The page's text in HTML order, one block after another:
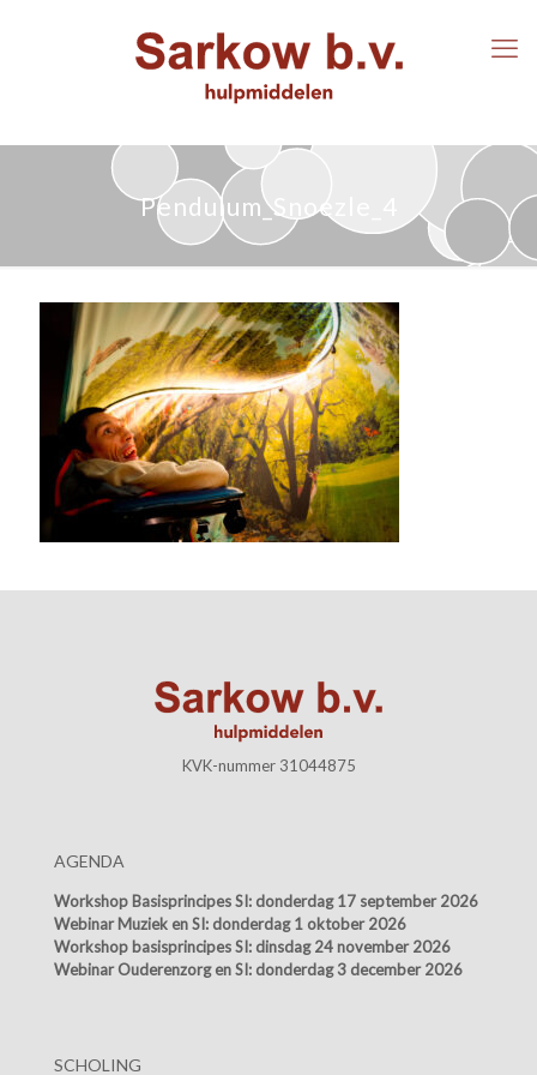
Pendulum_Snoezle_4
KVK-nummer 31044875
AGENDA
Workshop Basisprincipes SI: donderdag 17 september 2026
Webinar Muziek en SI: donderdag 1 oktober 2026
Workshop basisprincipes SI: dinsdag 24 november 2026
Webinar Ouderenzorg en SI: donderdag 3 december 2026
SCHOLING